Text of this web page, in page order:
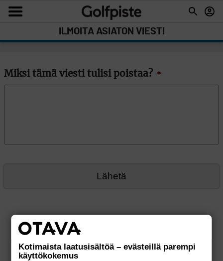
ILMOITA ASIATON VIESTI
Miksi tämä viesti tulisi poistaa? *
Kotimaista laatusisältöä – evästeillä parempi
käyttökokemus